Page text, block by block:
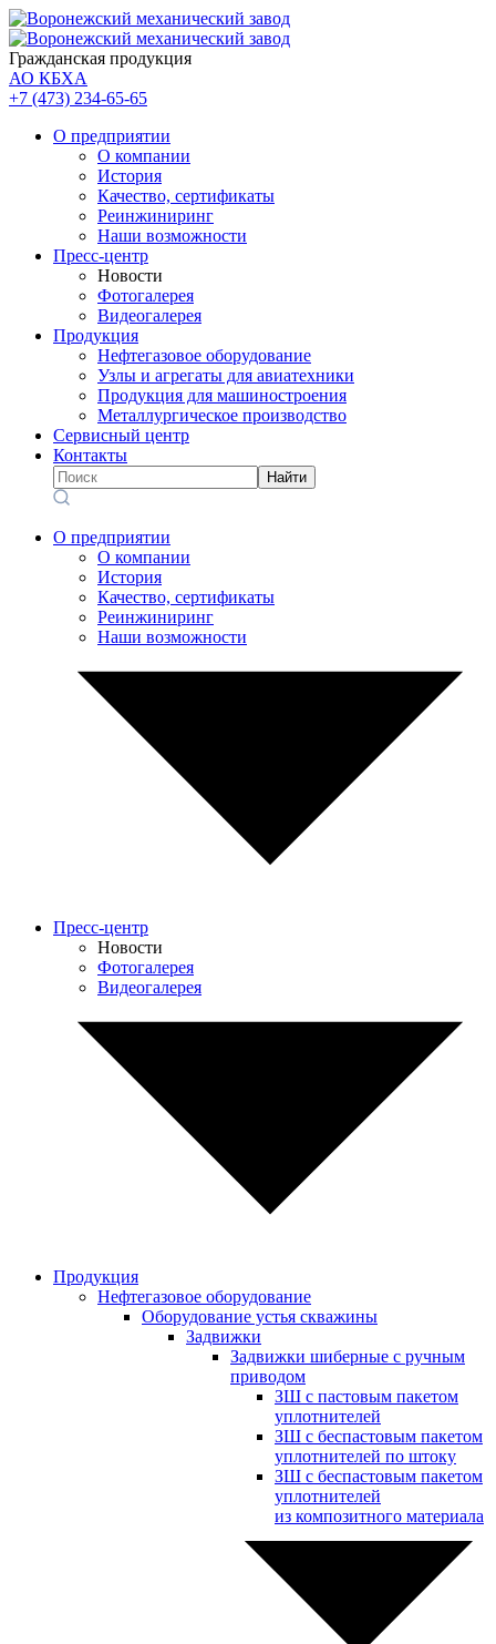
Гражданская продукция
АО КБХА
+7 (473) 234-65-65
О предприятии
О компании
История
Качество, сертификаты
Реинжиниринг
Наши возможности
Пресс-центр
Новости
Фотогалерея
Видеогалерея
Продукция
Нефтегазовое оборудование
Узлы и агрегаты для авиатехники
Продукция для машиностроения
Металлургическое производство
Сервисный центр
Контакты
Найти
О предприятии
О компании
История
Качество, сертификаты
Реинжиниринг
Наши возможности
Пресс-центр
Новости
Фотогалерея
Видеогалерея
Продукция
Нефтегазовое оборудование
Оборудование устья скважины
Задвижки
Задвижки шиберные с ручным
приводом
ЗШ с пастовым пакетом
уплотнителей
ЗШ с беспастовым пакетом
уплотнителей по штоку
ЗШ с беспастовым пакетом
уплотнителей
из композитного материала